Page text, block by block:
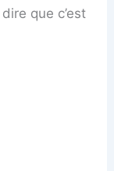
que c’est